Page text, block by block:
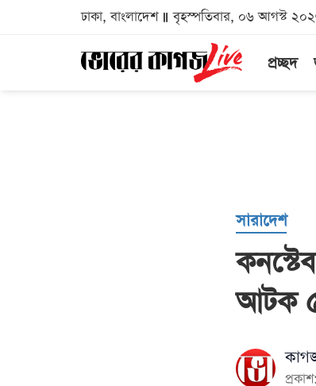
ঢাকা, বাংলাদেশ বৃহস্পতিবার, ০৬ আগস্ট
প্রচ্ছদ
সারাদেশ
আটক